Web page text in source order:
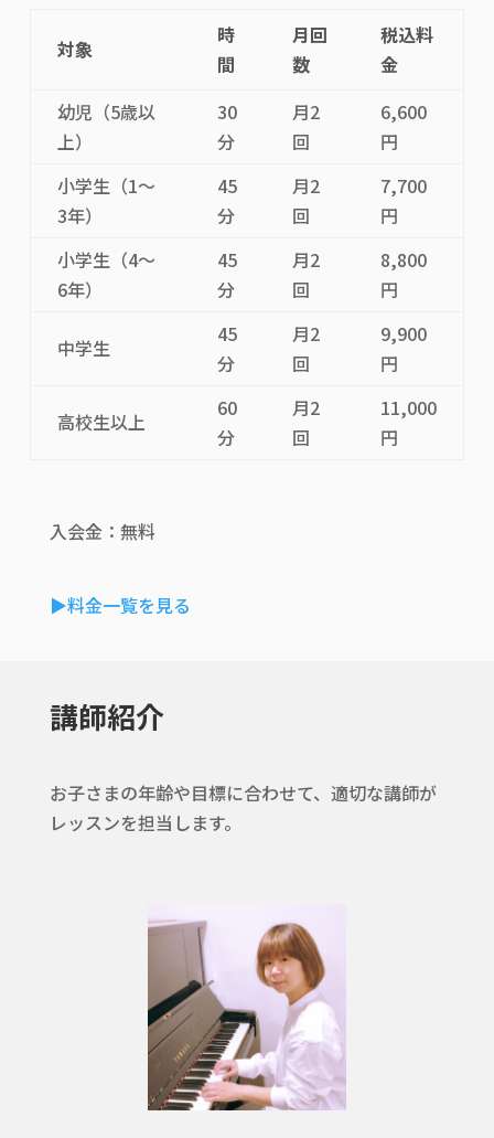
対象
時
間
月回
数
税込料
金
幼児（5歳以
上）
30
分
月2
回
6,600
円
小学生（1〜
3年）
45
分
月2
回
7,700
円
小学生（4〜
6年）
45
分
月2
回
8,800
円
中学生
45
分
月2
回
9,900
円
高校生以上
60
分
月2
回
11,000
円
入会金：無料
▶︎料金一覧を見る
講師紹介
お子さまの年齢や目標に合わせて、適切な講師が
レッスンを担当します。